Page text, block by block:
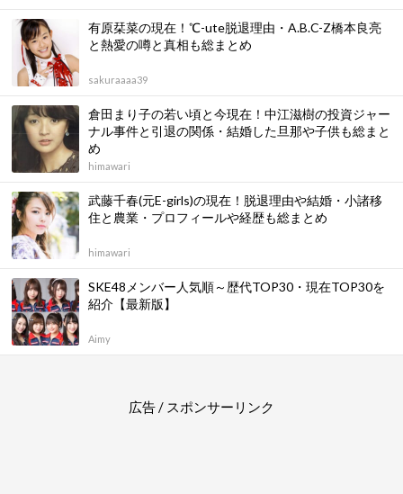
有原栞菜の現在！℃-ute脱退理由・A.B.C-Z橋本良亮
と熱愛の噂と真相も総まとめ
sakuraaaa39
倉田まり子の若い頃と今現在！中江滋樹の投資ジャー
ナル事件と引退の関係・結婚した旦那や子供も総まと
め
himawari
武藤千春(元E-girls)の現在！脱退理由や結婚・小諸移
住と農業・プロフィールや経歴も総まとめ
himawari
SKE48メンバー人気順～歴代TOP30・現在TOP30を
紹介【最新版】
Aimy
広告 / スポンサーリンク